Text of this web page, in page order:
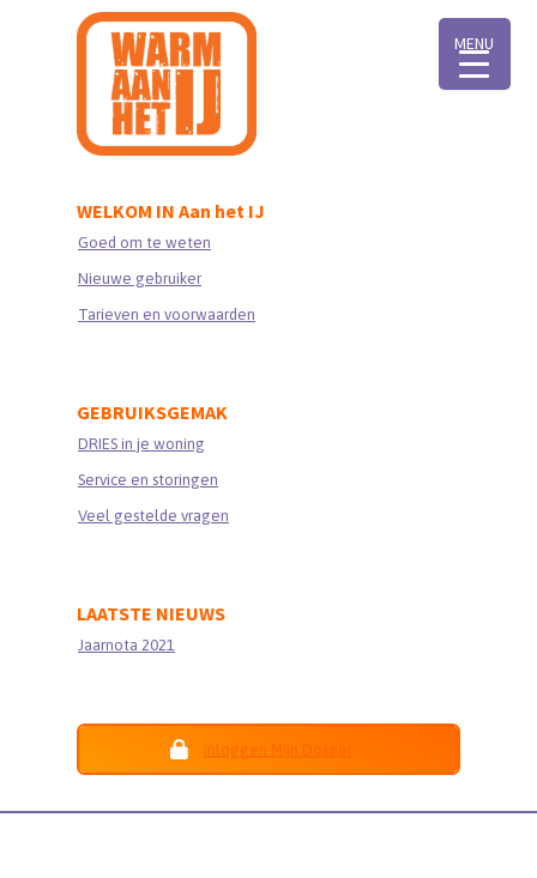
WELKOM IN Aan het IJ
Goed om te weten
Nieuwe gebruiker
Tarieven en voorwaarden
GEBRUIKSGEMAK
DRIES in je woning
Service en storingen
Veel gestelde vragen
LAATSTE NIEUWS
Jaarnota 2021
inloggen Mijn Dossier
MENU